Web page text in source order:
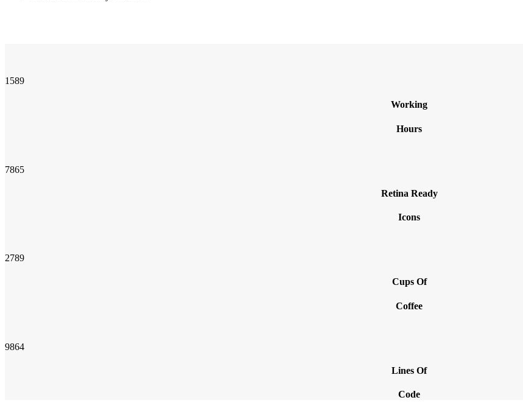
1589
Working
Hours
7865
Retina Ready
Icons
2789
Cups Of
Coffee
9864
Lines Of
Code